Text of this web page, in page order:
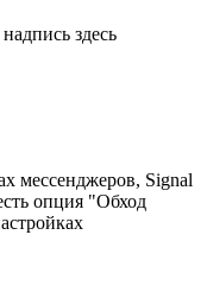
здесь
мессенджеров, Signal
опция "Обход